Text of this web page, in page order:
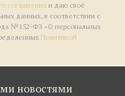
соглашения и даю своё
данных, в соответствии с
№152-ФЗ «О персональных
Политикой
новостями